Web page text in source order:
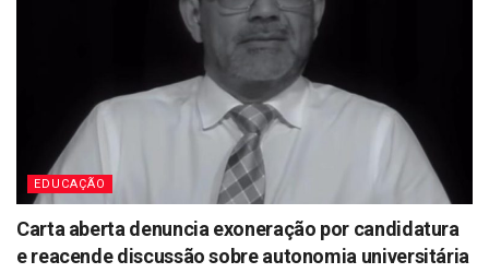
EDUCAÇÃO
Carta aberta denuncia exoneração por candidatura
e reacende discussão sobre autonomia universitária